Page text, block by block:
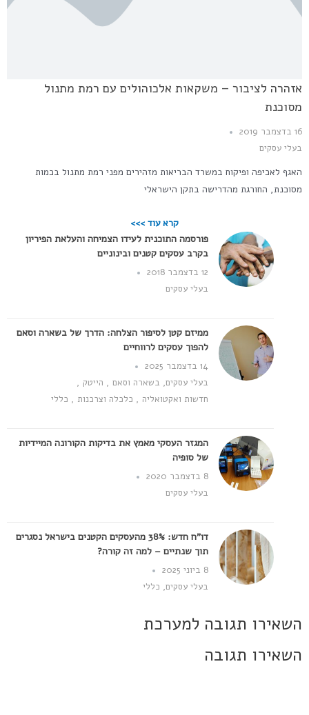
אזהרה לציבור – משקאות אלכוהולים עם רמת מתנול
מסוכנת
16 בדצמבר 2019
בעלי עסקים
האגף לאכיפה ופיקוח במשרד הבריאות מזהירים מפני רמת מתנול בכמות
מסוכנת, החורגת מהדרישה בתקן הישראלי
קרא עוד >>>
פורסמה התוכנית לעידו הצמיחה והעלאת הפיריון
בקרב עסקים קטנים ובינוניים
12 בדצמבר 2018
בעלי עסקים
ממיזם קטן לסיפור הצלחה: הדרך של בשארה וסאם
להפוך עסקים לרווחיים
14 בדצמבר 2025
בעלי עסקים, בשארה וסאם , הייטק ,
חדשות ואקטואליה , כלכלה וצרכנות , כללי
המגזר העסקי מאמץ את בדיקות הקורונה המיידיות
של סופיה
8 בדצמבר 2020
בעלי עסקים
דו"ח חדש: 38% מהעסקים הקטנים בישראל נסגרים
תוך שנתיים – למה זה קורה?
8 ביוני 2025
בעלי עסקים, כללי
השאירו תגובה למערכת
השאירו תגובה